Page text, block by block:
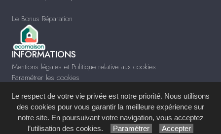
Le Bonus Réparation
INFORMATIONS
Mentions légales et Politique relative aux cookies
Paramétrer les cookies
www.meublesfaye.com
Site réalisé avec leSystème de Gestion de Contenu (SGC)imagenia, créé et
développé en France parmémoire d'images.
Le respect de votre vie privée est notre priorité. Nous utilisons
des cookies pour vous garantir la meilleure expérience sur
notre site. En poursuivant votre navigation, vous acceptez
l’utilisation des cookies.
Paramétrer Accepter